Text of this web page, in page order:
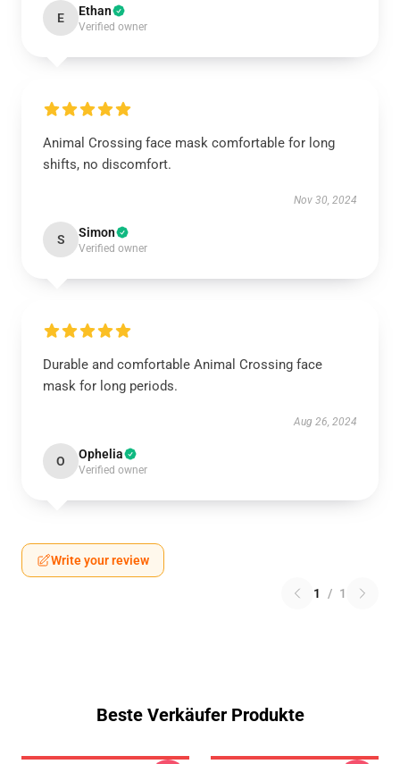
E Ethan
Verified owner
Animal Crossing face mask comfortable for long
shifts, no discomfort.
Nov 30, 2024
S Simon
Verified owner
Durable and comfortable Animal Crossing face
mask for long periods.
Aug 26, 2024
O Ophelia
Verified owner
Write your review
1 / 1
Beste Verkäufer Produkte